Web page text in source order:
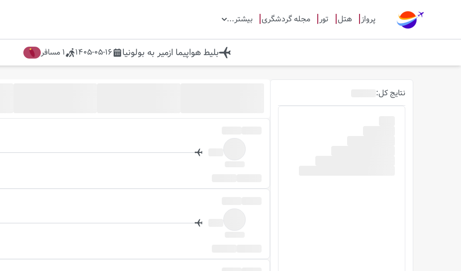
پرواز هتل تور مجله گردشگری بیشتر...
بلیط هواپیما ازمیر به بولونیا 1405-05-16
1 مسافر
نتایج کل: